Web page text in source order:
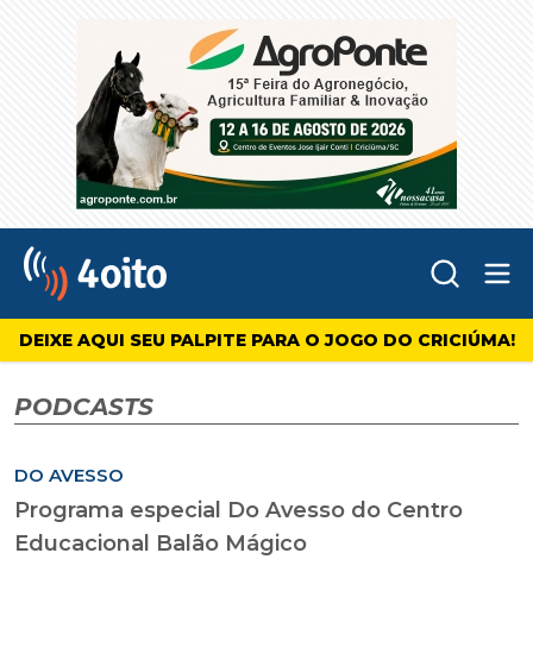
4oito
DEIXE AQUI SEU PALPITE PARA O JOGO DO CRICIÚMA!
PODCASTS
DO AVESSO
Programa especial Do Avesso do Centro
Educacional Balão Mágico